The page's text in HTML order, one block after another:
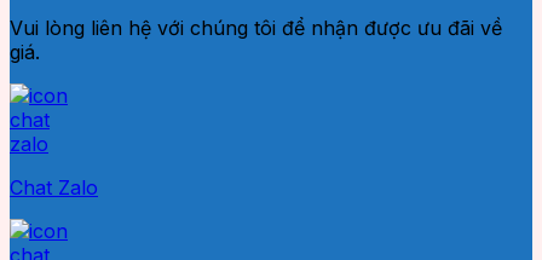
Vui lòng liên hệ với chúng tôi để nhận được ưu đãi về
giá.
Chat Zalo